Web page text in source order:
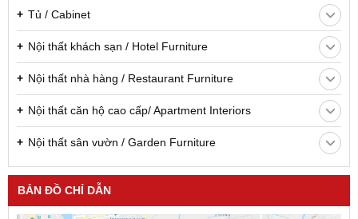
Tủ / Cabinet
Nội thất khách sạn / Hotel Furniture
Nội thất nhà hàng / Restaurant Furniture
Nội thất căn hộ cao cấp/ Apartment Interiors
Nội thất sân vườn / Garden Furniture
BẢN ĐỒ CHỈ DẪN